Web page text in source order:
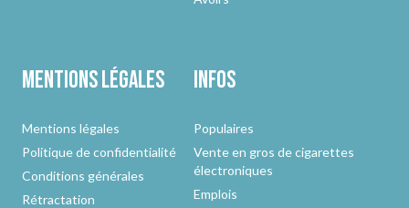
Mentions légales
Mentions légales
Politique de confidentialité
Conditions générales
Rétractation
Infos
Populaires
Vente en gros de cigarettes
électroniques
Emplois